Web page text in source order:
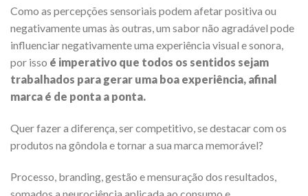
Como as percepções sensoriais podem afetar positiva ou
negativamente umas às outras, um sabor não agradável pode
influenciar negativamente uma experiência visual e sonora,
por isso é imperativo que todos os sentidos sejam
trabalhados para gerar uma boa experiência, afinal
marca é de ponta a ponta.
Quer fazer a diferença, ser competitivo, se destacar com os
produtos na gôndola e tornar a sua marca memorável?
Processo, branding, gestão e mensuração dos resultados,